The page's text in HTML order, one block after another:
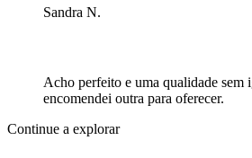
Sandra N.
Acho perfeito e uma qualidade sem
encomendei outra para oferecer.
Continue a explorar